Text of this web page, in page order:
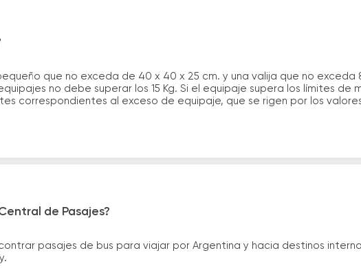
que no exceda de 40 x 40 x 25 cm. y una valija que no exceda
no debe superar los 15 Kg. Si el equipaje supera los límites de
correspondientes al exceso de equipaje, que se rigen por los
de Pasajes?
pasajes de bus para viajar por Argentina y hacia destinos